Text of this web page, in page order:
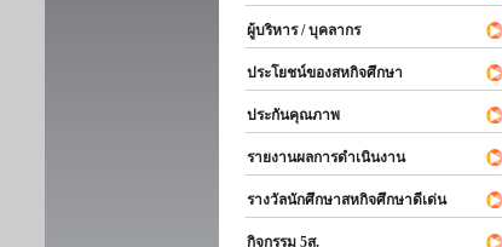
ผู้บริหาร / บุคลากร
ประโยชน์ของสหกิจศึกษา
ประกันคุณภาพ
รายงานผลการดำเนินงาน
รางวัลนักศึกษาสหกิจศึกษาดีเด่น
กิจกรรม 5ส.